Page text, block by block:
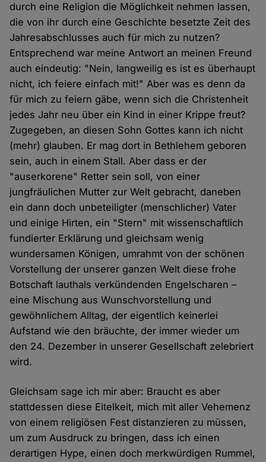
durch eine Religion die Möglichkeit nehmen lassen,
die von ihr durch eine Geschichte besetzte Zeit des
Jahresabschlusses auch für mich zu nutzen?
Entsprechend war meine Antwort an meinen Freund
auch eindeutig: "Nein, langweilig es ist es überhaupt
nicht, ich feiere einfach mit!" Aber was es denn da
für mich zu feiern gäbe, wenn sich die Christenheit
jedes Jahr neu über ein Kind in einer Krippe freut?
Zugegeben, an diesen Sohn Gottes kann ich nicht
(mehr) glauben. Er mag dort in Bethlehem geboren
sein, auch in einem Stall. Aber dass er der
"auserkorene" Retter sein soll, von einer
jungfräulichen Mutter zur Welt gebracht, daneben
ein dann doch unbeteiligter (menschlicher) Vater
und einige Hirten, ein "Stern" mit wissenschaftlich
fundierter Erklärung und gleichsam wenig
wundersamen Königen, umrahmt von der schönen
Vorstellung der unserer ganzen Welt diese frohe
Botschaft lauthals verkündenden Engelscharen –
eine Mischung aus Wunschvorstellung und
gewöhnlichem Alltag, der eigentlich keinerlei
Aufstand wie den bräuchte, der immer wieder um
den 24. Dezember in unserer Gesellschaft zelebriert
wird.
Gleichsam sage ich mir aber: Braucht es aber
stattdessen diese Eitelkeit, mich mit aller Vehemenz
von einem religiösen Fest distanzieren zu müssen,
um zum Ausdruck zu bringen, dass ich einen
derartigen Hype, einen doch merkwürdigen Rummel,